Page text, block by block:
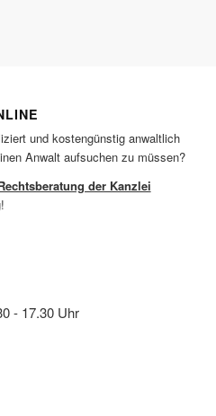
und kostengünstig anwaltlich
Anwalt aufsuchen zu müssen?
der Kanzlei
- 17.30 Uhr